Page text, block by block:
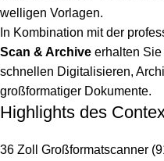
welligen Vorlagen.
In Kombination mit der
Scan & Archive erhalten
schnellen Digitalisieren,
großformatiger Dokumente.
Highlights des
36 Zoll Großformatscanner